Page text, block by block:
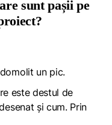
sunt pașii pe
un pic.
este destul de
și cum. Prin